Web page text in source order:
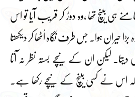
ہی بینچ تھا ،وہ دوڑ کر قریب آیا تو اس
حیران ہوا۔ جس طرف نگاہ اُٹھا کر دیکھتا
دیتا۔ لیکن ان کے نیچے بستہ نظر نہ آتا
کہ اس نے کسی بینچ کے نیچے رکھا ہے۔